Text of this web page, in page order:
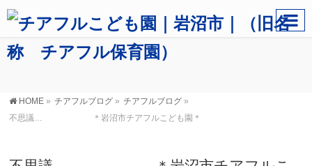
HOME » チアフルブログ » チアフルブログ »
不思議… ＊岩沼市チアフルこども園＊